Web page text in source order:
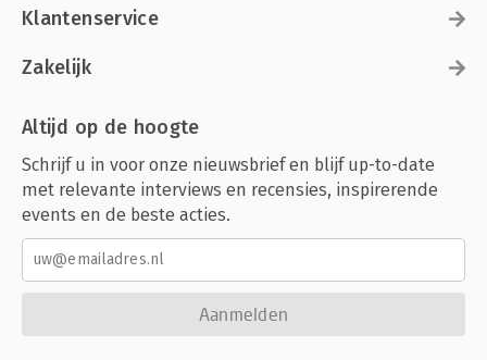
Klantenservice
Zakelijk
Altijd op de hoogte
Schrijf u in voor onze nieuwsbrief en blijf up-to-date
met relevante interviews en recensies, inspirerende
events en de beste acties.
Aanmelden